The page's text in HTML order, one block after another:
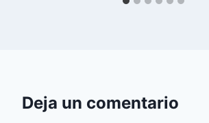
Deja un comentario